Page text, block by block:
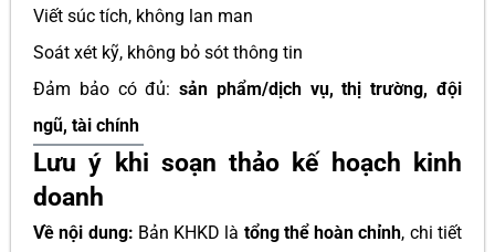
Viết súc tích, không lan man
Soát xét kỹ, không bỏ sót thông tin
Đảm bảo có đủ:sản phẩm/dịch vụ, thị trường, đội
ngũ, tài chính
Lưu ý khi soạn thảo kế hoạch kinh
doanh
Về nội dung: Bản KHKD là tổng thể hoàn chỉnh, chi tiết